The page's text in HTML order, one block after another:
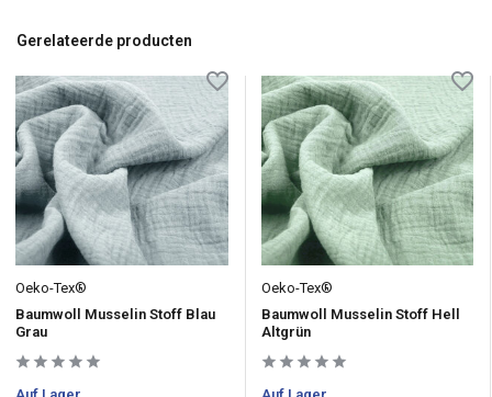
Gerelateerde producten
Oeko-Tex®
Baumwoll Musselin Stoff Blau
Grau
Oeko-Tex®
Baumwoll Musselin Stoff Hell
Altgrün